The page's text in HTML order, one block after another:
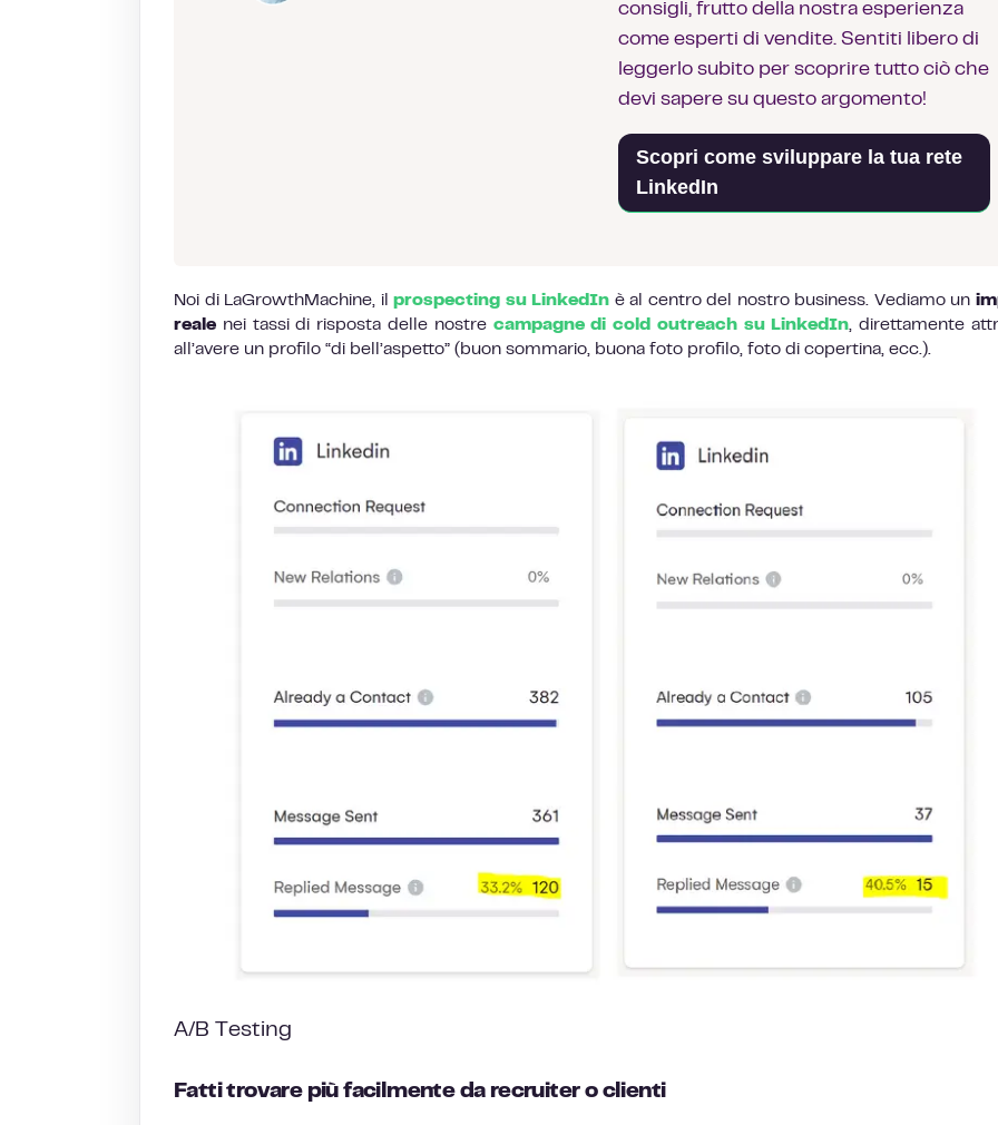
consigli, frutto della nostra esperienza
come esperti di vendite. Sentiti libero di
leggerlo subito per scoprire tutto ciò che
devi sapere su questo argomento!
Scopri come sviluppare la tua rete
LinkedIn
Noi di LaGrowthMachine, ilprospecting su LinkedIn è al centro del nostro business. Vediamo un
reale nei tassi di risposta delle nostre campagne di cold outreach su LinkedIn, direttamente
all’avere un profilo “di bell’aspetto” (buon sommario, buona foto profilo, foto di copertina, ecc.).
A/B Testing
Fatti trovare più facilmente da recruiter o clienti